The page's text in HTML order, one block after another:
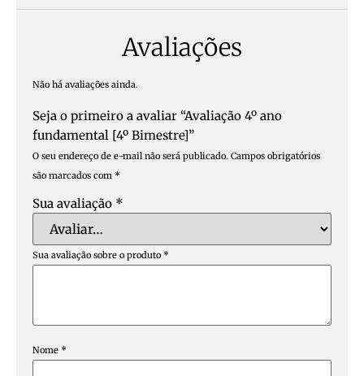
Avaliações
Não há avaliações ainda.
Seja o primeiro a avaliar “Avaliação 4º ano
fundamental [4º Bimestre]”
O seu endereço de e-mail não será publicado. Campos obrigatórios
são marcados com *
Sua avaliação *
Sua avaliação sobre o produto *
Nome *